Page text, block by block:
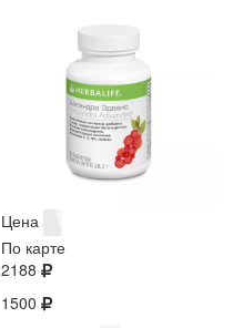
Цена
По карте
2188
1500